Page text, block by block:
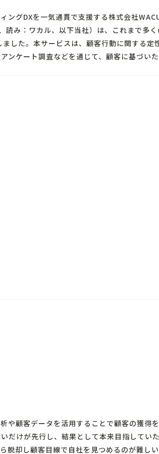
ングDXを一気通貫で支援する株式会社
み：ワカル、以下当社）は、これまで多
した。本サービスは、顧客行動に関する定
ンケート調査などを通じて、顧客に基づい
や顧客データを活用することで顧客の獲得
だけが先行し、結果として本来目指してい
脱却し顧客目線で自社を見つめるのが難し